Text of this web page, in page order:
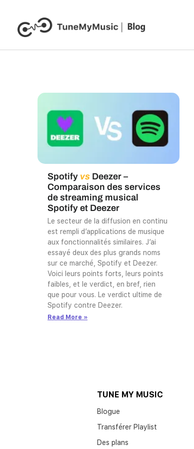
Spotify vs Deezer –
Comparaison des services
de streaming musical
Spotify et Deezer
Le secteur de la diffusion en continu
est rempli d’applications de musique
aux fonctionnalités similaires. J’ai
essayé deux des plus grands noms
sur ce marché, Spotify et Deezer.
Voici leurs points forts, leurs points
faibles, et le verdict, en bref, rien
que pour vous. Le verdict ultime de
Spotify contre Deezer.
Read More »
TUNE MY MUSIC
Blogue
Transférer Playlist
Des plans